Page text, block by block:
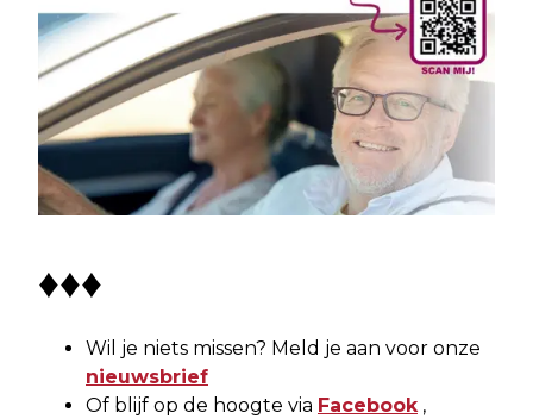
♦♦♦
Wil je niets missen? Meld je aan voor onze
nieuwsbrief
Of blijf op de hoogte via Facebook ,